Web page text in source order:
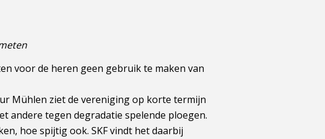
voor de heren geen gebruik te maken van
Mühlen ziet de vereniging op korte termijn
andere tegen degradatie spelende ploegen.
hoe spijtig ook. SKF vindt het daarbij